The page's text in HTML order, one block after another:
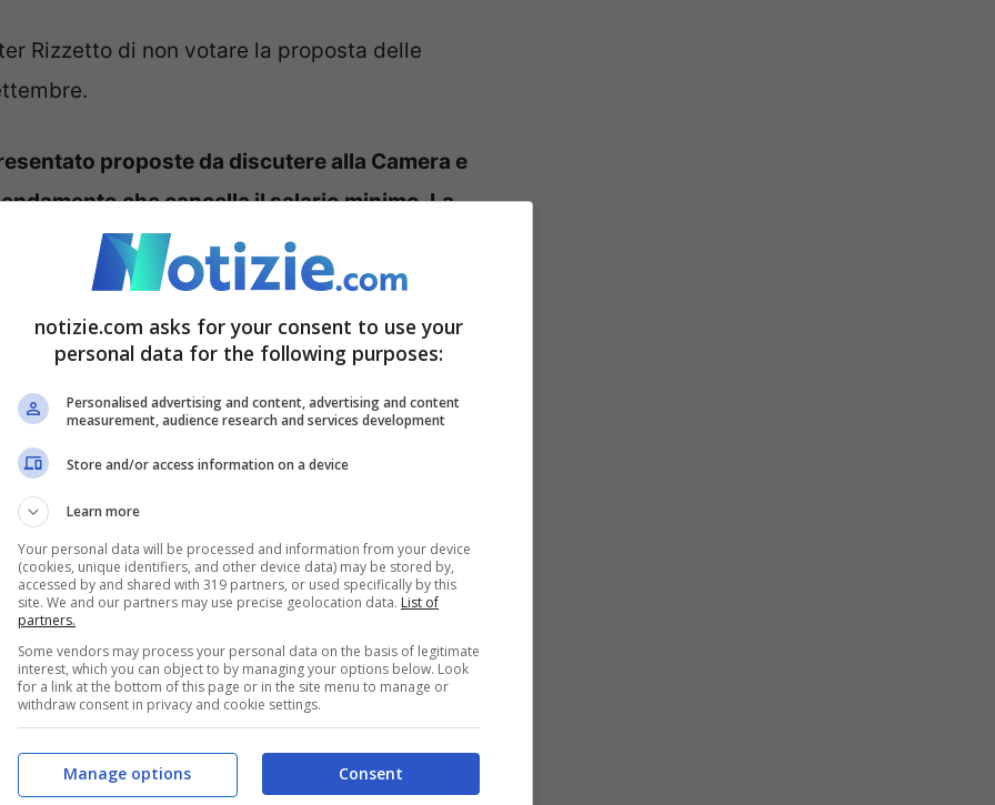
Rizzetto di non votare la proposta delle
proposte da discutere alla Camera e
che cancella il salario minimo. La
a settembre. La premier Giorgia Meloni si
spostamento della discussione a
centrosinistra è comune, al di là della
dignità ai lavoratori sottopagati. Sulle
opposizioni abbiamo fatto tante audizioni,
sull’applicazione di un salario minimo
vogliamo lavorare e valutare tutte le
scongiurare. Il salario minimo è un bello
è una bandierina di partito che di fatto non
notizie.com asks for your consent to use your
personal data for the following purposes:
Personalised advertising and content, advertising and content
measurement, audience research and services development
Store and/or access information on a device
Learn more
Your personal data will be processed and information from your device
(cookies, unique identifiers, and other device data) may be stored by,
accessed by and shared with 319 partners, or used specifically by this
site. We and our partners may use precise geolocation data. List of
partners.
Some vendors may process your personal data on the basis of legitimate
interest, which you can object to by managing your options below. Look
for a link at the bottom of this page or in the site menu to manage or
withdraw consent in privacy and cookie settings.
Consent
Manage options